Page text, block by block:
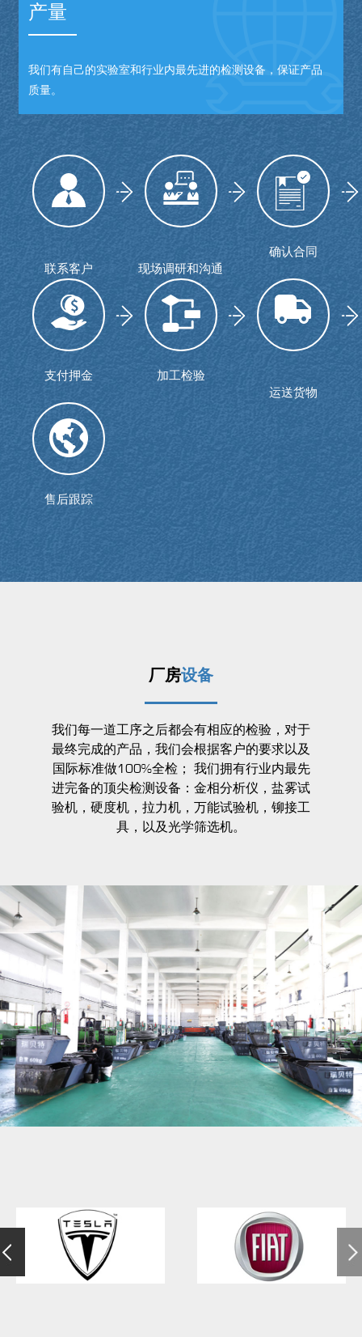
产量
我们有自己的实验室和行业内最先进的检测设备，保证产品
质量。
联系客户 现场调研和沟通
确认合同
支付押金
加工检验
运送货物
售后跟踪
厂房设备
我们每一道工序之后都会有相应的检验，对于
最终完成的产品，我们会根据客户的要求以及
国际标准做100%全检； 我们拥有行业内最先
进完备的顶尖检测设备：金相分析仪，盐雾试
验机，硬度机，拉力机，万能试验机，铆接工
具，以及光学筛选机。